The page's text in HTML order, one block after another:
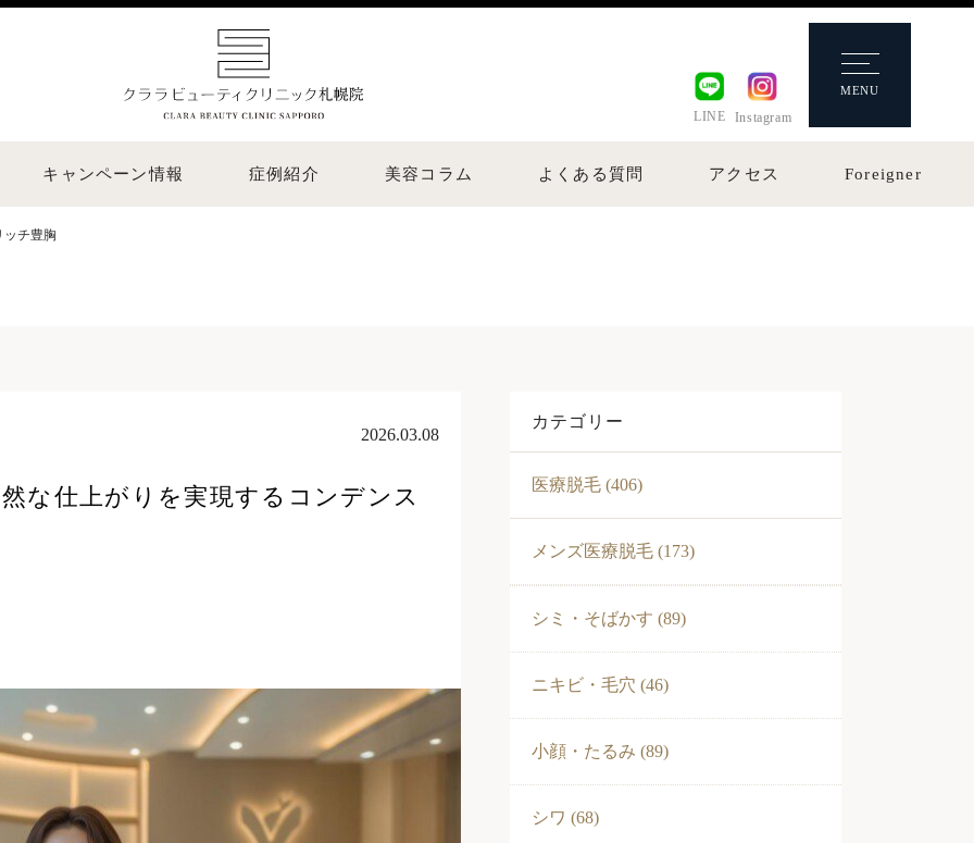
LINE Instagram
MENU
キャンペーン情報 症例紹介 美容コラム よくある質問 アクセス Foreigner
チ豊胸
2026.03.08
な仕上がりを実現するコンデンス
カテゴリー
医療脱毛 (406)
メンズ医療脱毛 (173)
シミ・そばかす (89)
ニキビ・毛穴 (46)
小顔・たるみ (89)
シワ (68)